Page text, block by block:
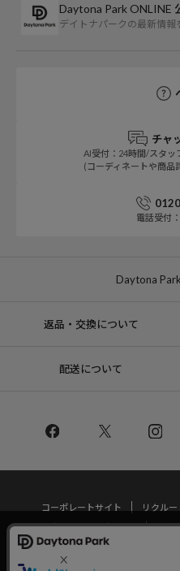
Daytona Park ONLINE
デイトナパークの最新情報
チャ
AI受付：24時間/スタッ
(コーディネートや商品
電話受付
Daytona
返品・交換について
配送について
コーポレートサイト リクルート
プライバシーポリシー
特定
当サイトでは利用体験の向上および
の分析を目的としてCookieを使用して